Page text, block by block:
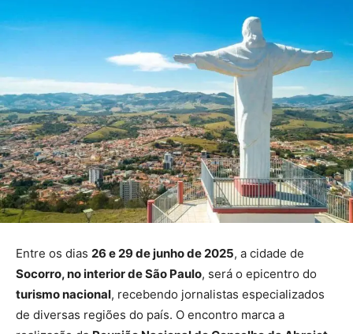
Entre os dias 26 e 29 de junho de 2025, a cidade de
Socorro, no interior de São Paulo, será o epicentro do
turismo nacional, recebendo jornalistas especializados
de diversas regiões do país. O encontro marca a